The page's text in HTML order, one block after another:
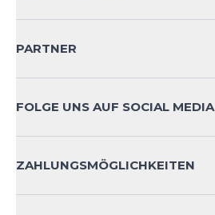
KONTAKT
PRODUKTSICHERHEIT
PARTNER
FOLGE UNS AUF SOCIAL MEDIA
ZAHLUNGSMÖGLICHKEITEN